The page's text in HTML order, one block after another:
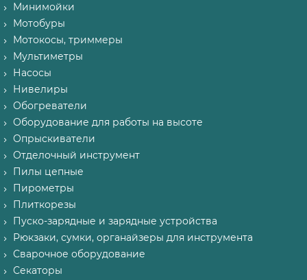
Минимойки
Мотобуры
Мотокосы, триммеры
Мультиметры
Насосы
Нивелиры
Обогреватели
Оборудование для работы на высоте
Опрыскиватели
Отделочный инструмент
Пилы цепные
Пирометры
Плиткорезы
Пуско-зарядные и зарядные устройства
Рюкзаки, сумки, органайзеры для инструмента
Сварочное оборудование
Секаторы